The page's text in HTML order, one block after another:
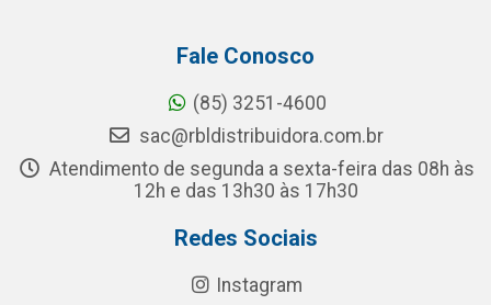
Fale Conosco
(85) 3251-4600
sac@rbldistribuidora.com.br
Atendimento de segunda a sexta-feira das 08h às
12h e das 13h30 às 17h30
Redes Sociais
Instagram